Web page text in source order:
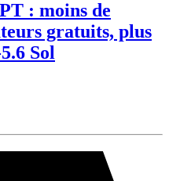
: moins de
gratuits, plus
Sol